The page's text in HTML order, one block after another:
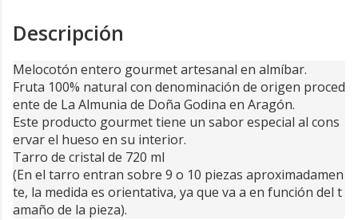
Descripción
Melocotón entero gourmet artesanal en almíbar.
Fruta 100% natural con denominación de origen proced
ente de La Almunia de Doña Godina en Aragón.
Este producto gourmet tiene un sabor especial al cons
ervar el hueso en su interior.
Tarro de cristal de 720 ml
(En el tarro entran sobre 9 o 10 piezas aproximadamen
te, la medida es orientativa, ya que va a en función del t
amaño de la pieza).